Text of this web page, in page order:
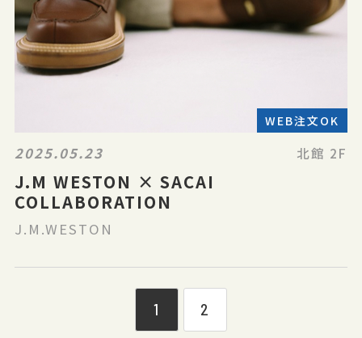
WEB注文OK
2025.05.23 北館 2F
J.M WESTON × SACAI
COLLABORATION
J.M.WESTON
1 2